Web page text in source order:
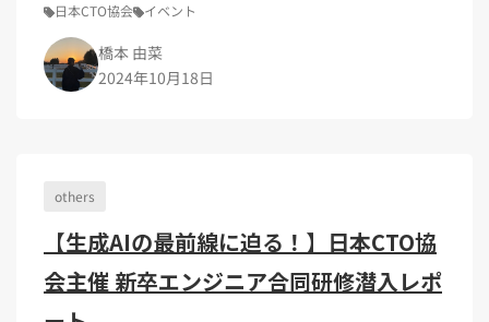
日本CTO協会 イベント
橋本 由菜
2024年10月18日
others
【生成AIの最前線に迫る！】日本CTO協
会主催 新卒エンジニア合同研修潜入レポ